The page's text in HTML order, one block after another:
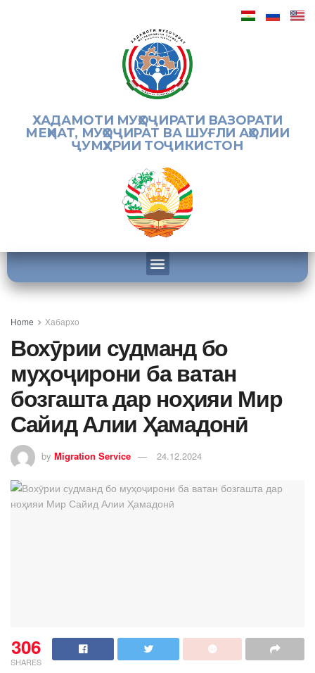
ХАДАМОТИ МУҲОҶИРАТИ ВАЗОРАТИ
МЕҲНАТ, МУҲОҶИРАТ ВА ШУҒЛИ АҲОЛИИ
ҶУМҲУРИИ ТОҶИКИСТОН
Home Хабархо
Вохӯрии судманд бо
муҳоҷирони ба ватан
бозгашта дар ноҳияи Мир
Сайид Алии Ҳамадонӣ
by Migration Service 24.12.2024
306
SHARES